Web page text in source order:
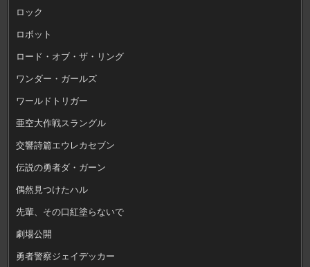
ロック
ロボット
ロード・オブ・ザ・リング
ワンダー・ガールズ
ワールドトリガー
亜空大作戦スラングル
交響詩篇エウレカセブン
伝説の勇者ダ・ガーン
偶然見つけたハル
先輩、その口紅塗らないで
劇場公開
勇者警察ジェイデッカー